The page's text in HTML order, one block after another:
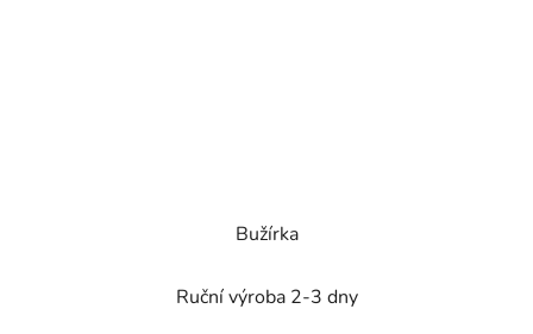
Bužírka
hodnocení
Ruční výroba 2-3 dny